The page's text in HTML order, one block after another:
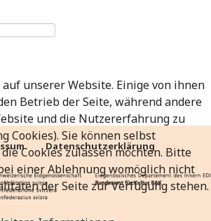
Datenschutzerklärung
unserer Website. Einige von ihnen
Betrieb der Seite, während andere
und die Nutzererfahrung zu
Cookies). Sie können selbst
Cookies zulassen möchten. Bitte
einer Ablehnung womöglich nicht
der Seite zur Verfügung stehen.